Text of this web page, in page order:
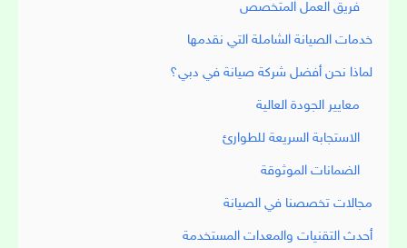
فريق العمل المتخصص
خدمات الصيانة الشاملة التي نقدمها
لماذا نحن أفضل شركة صيانة في دبي؟
معايير الجودة العالية
الاستجابة السريعة للطوارئ
الضمانات الموثوقة
مجالات تخصصنا في الصيانة
أحدث التقنيات والمعدات المستخدمة